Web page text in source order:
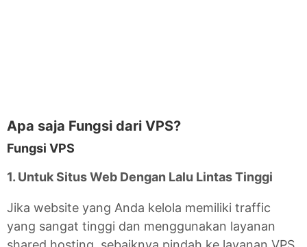
Apa saja Fungsi dari VPS?
Fungsi VPS
1. Untuk Situs Web Dengan Lalu Lintas Tinggi
Jika website yang Anda kelola memiliki traffic
yang sangat tinggi dan menggunakan layanan